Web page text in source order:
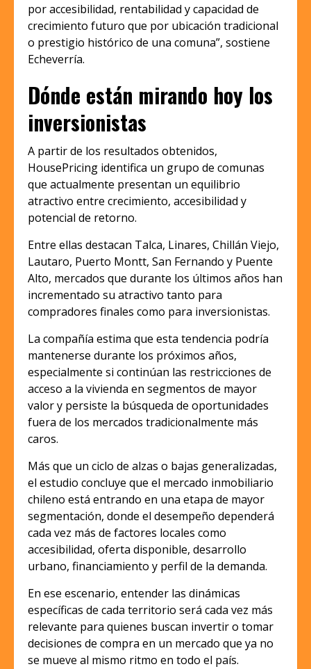
por accesibilidad, rentabilidad y capacidad de
crecimiento futuro que por ubicación tradicional
o prestigio histórico de una comuna”, sostiene
Echeverría.
Dónde están mirando hoy los
inversionistas
A partir de los resultados obtenidos,
HousePricing identifica un grupo de comunas
que actualmente presentan un equilibrio
atractivo entre crecimiento, accesibilidad y
potencial de retorno.
Entre ellas destacan Talca, Linares, Chillán Viejo,
Lautaro, Puerto Montt, San Fernando y Puente
Alto, mercados que durante los últimos años han
incrementado su atractivo tanto para
compradores finales como para inversionistas.
La compañía estima que esta tendencia podría
mantenerse durante los próximos años,
especialmente si continúan las restricciones de
acceso a la vivienda en segmentos de mayor
valor y persiste la búsqueda de oportunidades
fuera de los mercados tradicionalmente más
caros.
Más que un ciclo de alzas o bajas generalizadas,
el estudio concluye que el mercado inmobiliario
chileno está entrando en una etapa de mayor
segmentación, donde el desempeño dependerá
cada vez más de factores locales como
accesibilidad, oferta disponible, desarrollo
urbano, financiamiento y perfil de la demanda.
En ese escenario, entender las dinámicas
específicas de cada territorio será cada vez más
relevante para quienes buscan invertir o tomar
decisiones de compra en un mercado que ya no
se mueve al mismo ritmo en todo el país.